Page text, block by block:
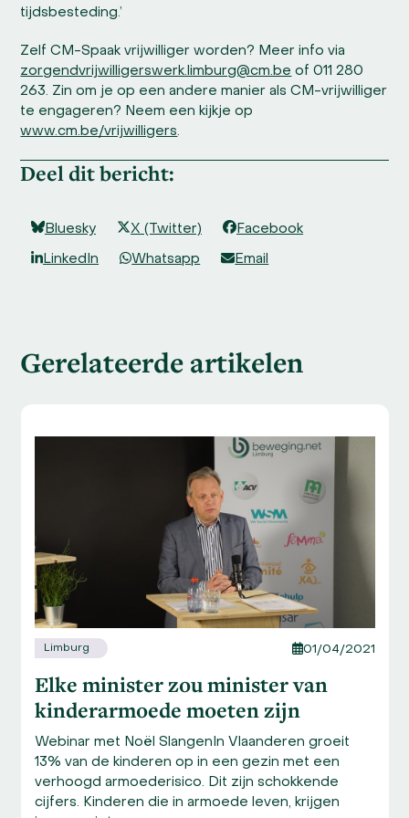
tijdsbesteding.’
Zelf CM-Spaak vrijwilliger worden? Meer info via
zorgendvrijwilligerswerk.limburg@cm.be of 011 280
263. Zin om je op een andere manier als CM-vrijwilliger
te engageren? Neem een kijkje op
www.cm.be/vrijwilligers
Deel dit bericht:
Bluesky X (Twitter) Facebook
LinkedIn Whatsapp Email
Gerelateerde artikelen
the
keys
access
the
carousel
buttons
Limburg 01/04/2021
Elke minister zou minister van
kinderarmoede moeten zijn
Webinar met Noël SlangenIn Vlaanderen groeit
13% van de kinderen op in een gezin met een
verhoogd armoederisico. Dit zijn schokkende
cijfers. Kinderen die in armoede leven, krijgen